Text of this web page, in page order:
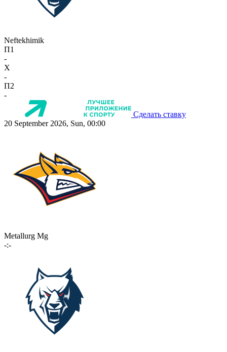
Neftekhimik
П1
-
X
-
П2
-
Сделать ставку
20 September 2026, Sun, 00:00
Metallurg Mg
-:-